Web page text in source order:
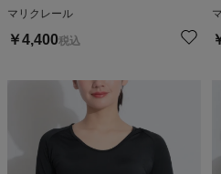
マリクレール
￥4,400税込